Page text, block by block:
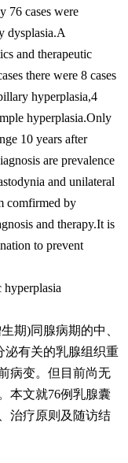
76 cases were
dysplasia.A
and therapeutic
there were 8 cases
hyperplasia,4
hyperplasia.Only
10 years after
are prevalence
and unilateral
comfirmed by
and therapy.It is
to prevent
hyperplasia
)同腺病期的中、
泌有关的乳腺组织重
病变。但目前尚无
本文就76例乳腺囊
治疗原则及随访结